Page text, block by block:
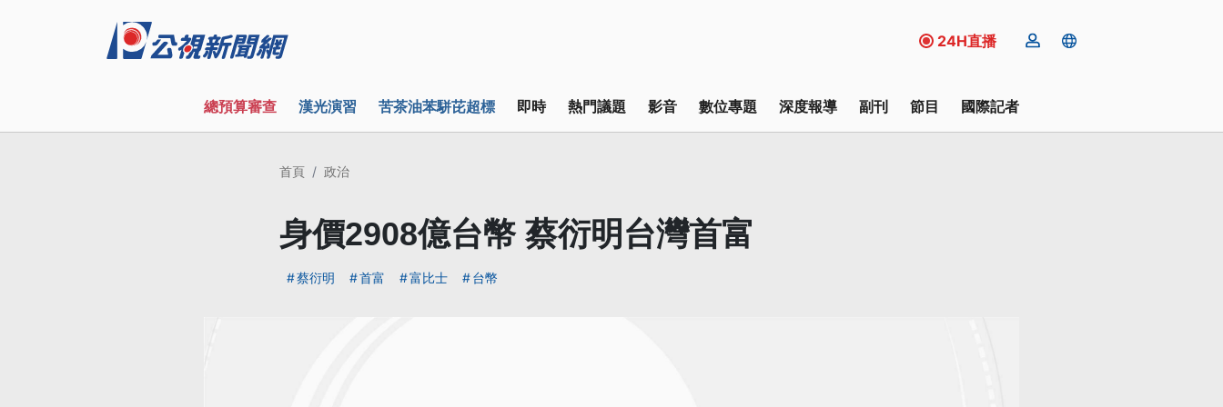
24H直播
總預算審查 漢光演習 苦茶油苯駢芘超標 即時 熱門議題 影音 數位專題 深度報導 副刊 節目 國際記者
首頁 政治
身價2908億台幣 蔡衍明台灣首富
蔡衍明 首富 富比士 台幣